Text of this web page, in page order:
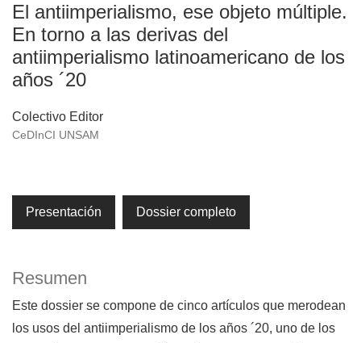
El antiimperialismo, ese objeto múltiple.
En torno a las derivas del
antiimperialismo latinoamericano de los
años ´20
Colectivo Editor
CeDInCI UNSAM
Presentación Dossier completo
Resumen
Este dossier se compone de cinco artículos que merodean
los usos del antiimperialismo de los años ´20, uno de los